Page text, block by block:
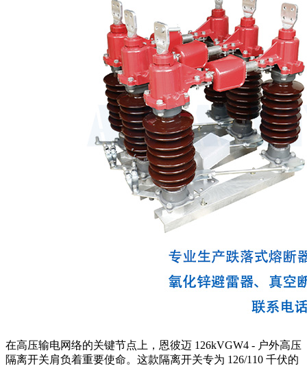
在高压输电网络的关键节点上，恩彼迈 126kVGW4 - 户外高压
隔离开关肩负着重要使命。这款隔离开关专为 126/110 千伏的